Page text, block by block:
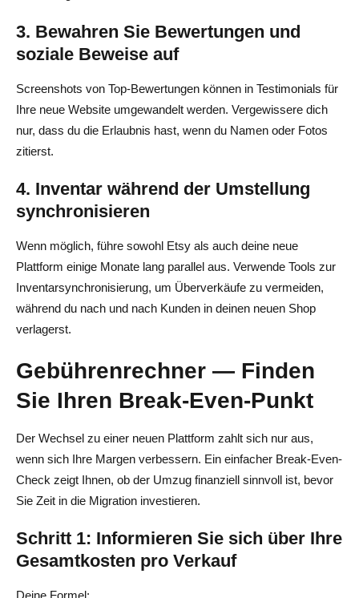
3. Bewahren Sie Bewertungen und
soziale Beweise auf
Screenshots von Top-Bewertungen können in Testimonials für
Ihre neue Website umgewandelt werden. Vergewissere dich
nur, dass du die Erlaubnis hast, wenn du Namen oder Fotos
zitierst.
4. Inventar während der Umstellung
synchronisieren
Wenn möglich, führe sowohl Etsy als auch deine neue
Plattform einige Monate lang parallel aus. Verwende Tools zur
Inventarsynchronisierung, um Überverkäufe zu vermeiden,
während du nach und nach Kunden in deinen neuen Shop
verlagerst.
Gebührenrechner — Finden
Sie Ihren Break-Even-Punkt
Der Wechsel zu einer neuen Plattform zahlt sich nur aus,
wenn sich Ihre Margen verbessern. Ein einfacher Break-Even-
Check zeigt Ihnen, ob der Umzug finanziell sinnvoll ist, bevor
Sie Zeit in die Migration investieren.
Schritt 1: Informieren Sie sich über Ihre
Gesamtkosten pro Verkauf
Deine Formel: